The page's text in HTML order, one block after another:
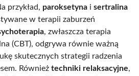
przykład, paroksetyna i sertralina
w terapii zaburzeń
, zwłaszcza terapia
(CBT), odgrywa równie ważną
skutecznych strategii radzenia
Również techniki relaksacyjne,